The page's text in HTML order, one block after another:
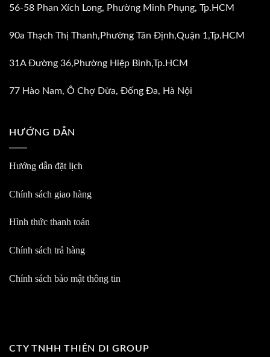
56-58 Phan Xích Long, Phường Minh Phụng, Tp.HCM
90a Thạch Thị Thanh,Phường Tân Định,Quận 1,Tp.HCM
31A Đường 36,Phường Hiệp Bình,Tp.HCM
77 Hào Nam, Ô Chợ Dừa, Đống Đa, Hà Nội
HƯỚNG DẪN
Hướng dẫn đặt lịch
Chính sách giao hàng
Hình thức thanh toán
Chính sách trả hàng
Chính sách bảo mật thông tin
CTY TNHH THIÊN DI GROUP